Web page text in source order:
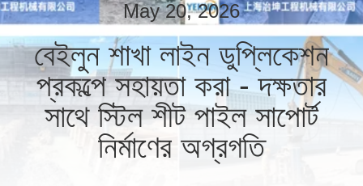
ভ্রমণ
নিয়ন্ত্রণ
May 20, 2026
বেইলুন শাখা লাইন ডুপ্লিকেশন
প্রকল্পে সহায়তা করা - দক্ষতার
সাথে স্টিল শীট পাইল সাপোর্ট
নির্মাণের অগ্রগতি